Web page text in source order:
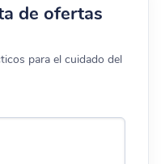
de ofertas
para el cuidado del